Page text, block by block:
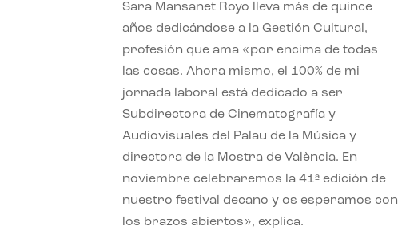
Sara Mansanet Royo lleva más de quince
años dedicándose a la Gestión Cultural,
profesión que ama «por encima de todas
las cosas. Ahora mismo, el 100% de mi
jornada laboral está dedicado a ser
Subdirectora de Cinematografía y
Audiovisuales del Palau de la Música y
directora de la Mostra de València. En
noviembre celebraremos la 41ª edición de
nuestro festival decano y os esperamos con
los brazos abiertos», explica.